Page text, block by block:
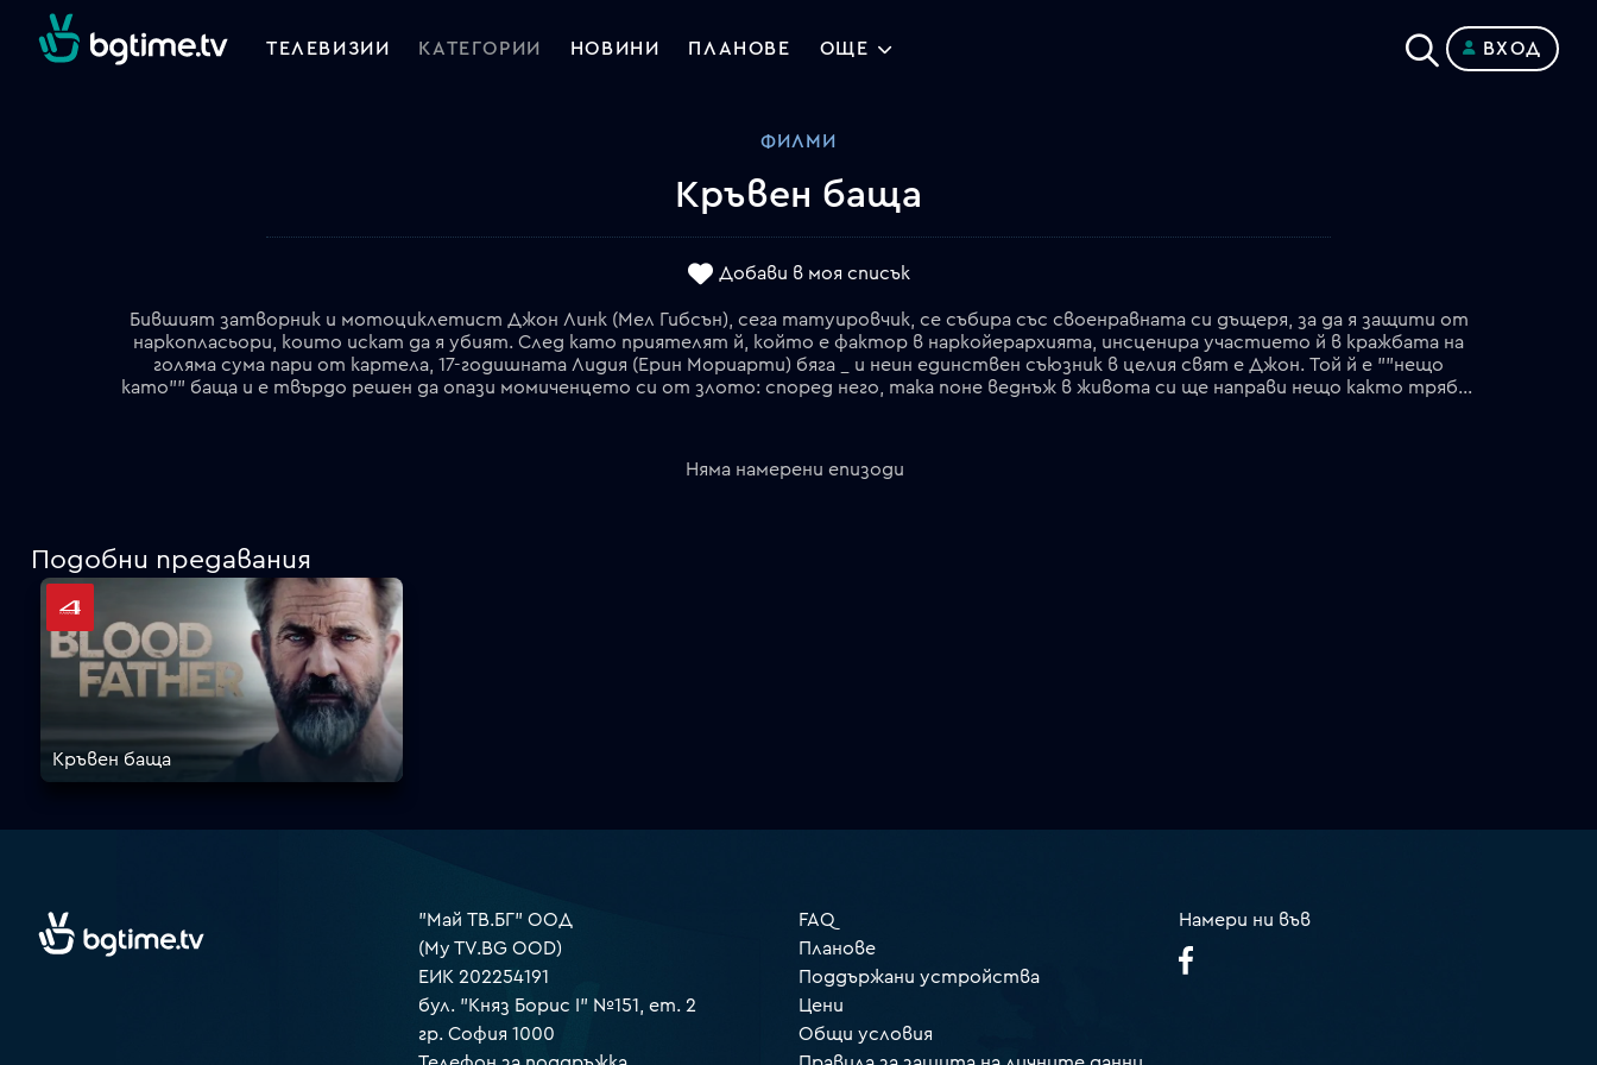
ТЕЛЕВИЗИИ КАТЕГОРИИ НОВИНИ ПЛАНОВЕ ОЩЕ ВХОД
ФИЛМИ
Кръвен баща
Добави в моя списък
Бившият затворник и мотоциклетист Джон Линк (Мел Гибсън), сега татуировчик, се събира със своенравната си дъщеря, за да я защити от
наркопласьори, които искат да я убият. След като приятелят й, който е фактор в наркойерархията, инсценира участието й в кражбата на
голяма сума пари от картела, 17-годишната Лидия (Ерин Мориарти) бяга _ и неин единствен съюзник в целия свят е Джон. Той й е ""нещо
като"" баща и е твърдо решен да опази момиченцето си от злото: според него, така поне веднъж в живота си ще направи нещо както трябва.
Няма намерени епизоди
Подобни предавания
Кръвен баща
"Май ТВ.БГ" ООД
(My TV.BG OOD)
ЕИК 202254191
бул. "Княз Борис I" №151, ет. 2
гр. София 1000
FAQ
Планове
Поддържани устройства
Цени
Общи условия
Намери ни във